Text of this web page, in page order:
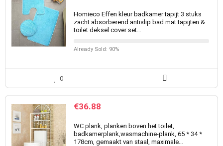
Homieco Effen kleur badkamer tapijt 3 stuks
zacht absorberend antislip bad mat tapijten &
toilet deksel cover set…
Already Sold: 90%
0
€36.88
WC plank, planken boven het toilet,
badkamerplank,wasmachine-plank, 65 * 34 *
178cm, gemaakt van staal, maximale…